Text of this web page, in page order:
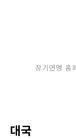
장기연맹 홈
대국